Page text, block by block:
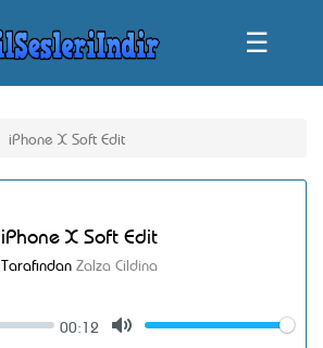
☰
iPhone X Soft Edit
iPhone X Soft Edit
Tarafından Zalza Cildina
00:12
Volume